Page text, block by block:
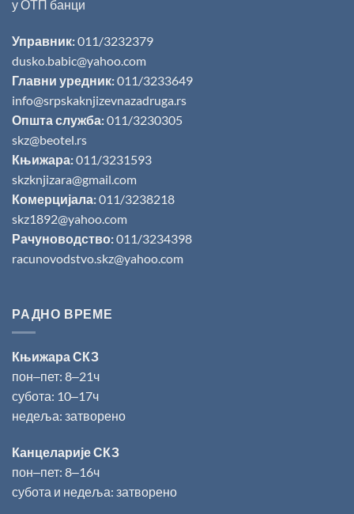
у ОТП банци
Управник:011/3232379
dusko.babic@yahoo.com
Главни уредник:011/3233649
info@srpskaknjizevnazadruga.rs
Општа служба:011/3230305
skz@beotel.rs
Књижара:011/3231593
skzknjizara@gmail.com
Комерцијала:011/3238218
skz1892@yahoo.com
Рачуноводство:011/3234398
racunovodstvo.skz@yahoo.com
РАДНО ВРЕМЕ
Књижара СКЗ
пон‒пет: 8‒21ч
субота: 10‒17ч
недеља: затворено
Канцеларије СКЗ
пон‒пет: 8‒16ч
субота и недеља: затворено